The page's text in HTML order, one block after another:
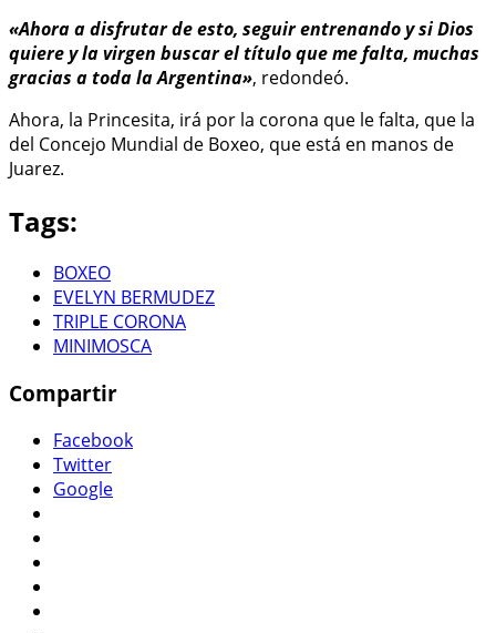
«Ahora a disfrutar de esto, seguir entrenando y si Dios
quiere y la virgen buscar el título que me falta, muchas
gracias a toda la Argentina», redondeó.
Ahora, la Princesita, irá por la corona que le falta, que la
del Concejo Mundial de Boxeo, que está en manos de
Juarez.
Tags:
BOXEO
EVELYN BERMUDEZ
TRIPLE CORONA
MINIMOSCA
Compartir
Facebook
Twitter
Google